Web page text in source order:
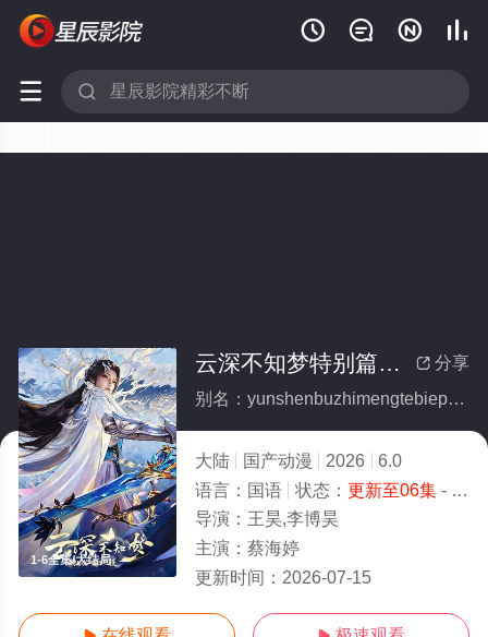
   
 
1-6全集/大结局
 分享
云深不知梦特别篇：逐冥之役(全集)
别名：yunshenbuzhimengtebiepianzhumingzhiyi
大陆 国产动漫 2026
6.0
语言： 国语 状态： 更新至06集- 免费在线观看
导演： 王昊,李博昊
主演： 蔡海婷
更新时间： 2026-07-15